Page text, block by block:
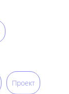
Проект